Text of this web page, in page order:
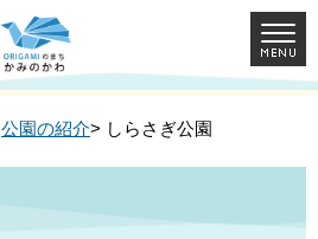
公園の紹介> しらさぎ公園